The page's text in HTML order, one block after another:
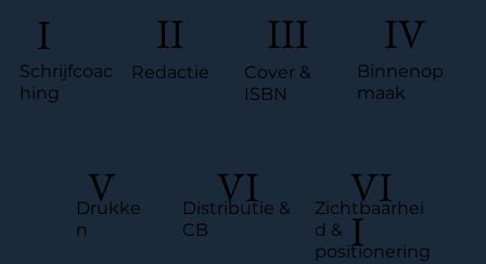
I
Schrijfcoac
hing
II
Redactie
III
Cover &
ISBN
IV
Binnenop
maak
V
Drukke
n
VI
Distributie &
CB
VI
I
Zichtbaarhei
d &
positionering